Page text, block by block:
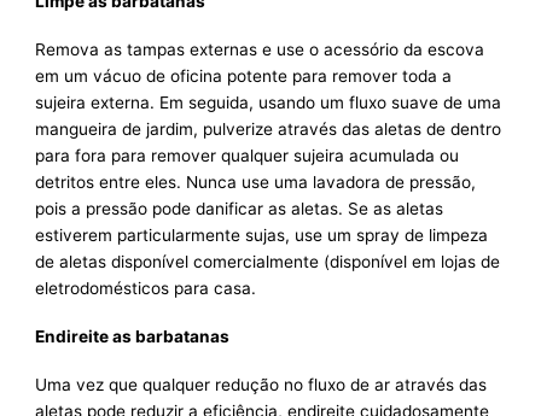
Remova as tampas externas e use o acessório da escova
em um vácuo de oficina potente para remover toda a
sujeira externa. Em seguida, usando um fluxo suave de uma
mangueira de jardim, pulverize através das aletas de dentro
para fora para remover qualquer sujeira acumulada ou
detritos entre eles. Nunca use uma lavadora de pressão,
pois a pressão pode danificar as aletas. Se as aletas
estiverem particularmente sujas, use um spray de limpeza
de aletas disponível comercialmente (disponível em lojas de
eletrodomésticos para casa.
Endireite as barbatanas
Uma vez que qualquer redução no fluxo de ar através das
aletas pode reduzir a eficiência, endireite cuidadosamente